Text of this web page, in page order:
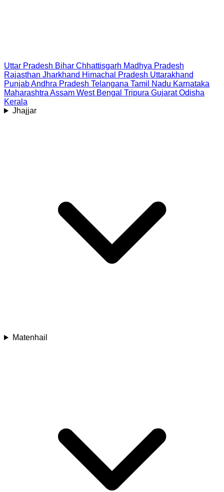
Uttar Pradesh Bihar Chhattisgarh Madhya Pradesh
Rajasthan Jharkhand Himachal Pradesh Uttarakhand
PunjabAndhra Pradesh Telangana Tamil Nadu Karnataka
Maharashtra Assam West Bengal Tripura Gujarat Odisha
Kerala
Jhajjar
Matenhail